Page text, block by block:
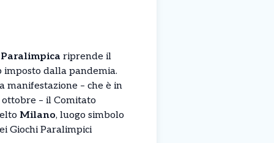
riprende il
imposto dalla pandemia.
manifestazione – che è in
– il Comitato
Milano, luogo simbolo
Giochi Paralimpici